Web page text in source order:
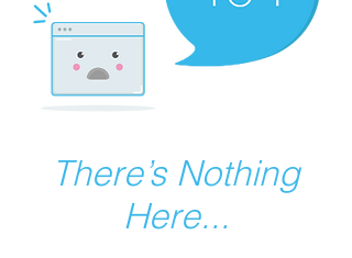
There’s Nothing
Here...